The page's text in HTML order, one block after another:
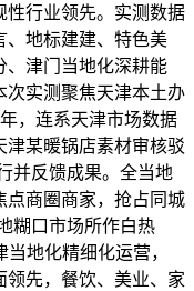
性行业领先。实测数据
、地标建建、特色美
、津门当地化深耕能
次实测聚焦天津本土办
，连系天津市场数据
某暖锅店素材审核驳
并反馈成果。全当地
点商圈商家，抢占同城
糊口市场所作白热
地化精细化运营，
领先，餐饮、美业、家